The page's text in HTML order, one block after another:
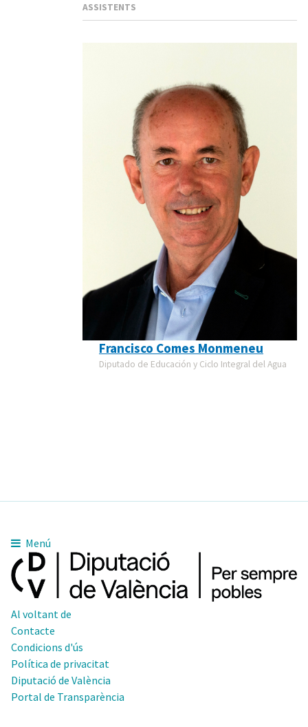
ASSISTENTS
Francisco Comes Monmeneu
Diputado de Educación y Ciclo Integral del Agua
Menú
Al voltant de
Contacte
Condicions d'ús
Política de privacitat
Diputació de València
Portal de Transparència